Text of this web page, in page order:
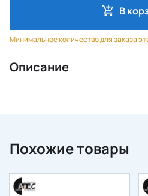
В
Минимальное количество для заказа
Описание
Похожие товары